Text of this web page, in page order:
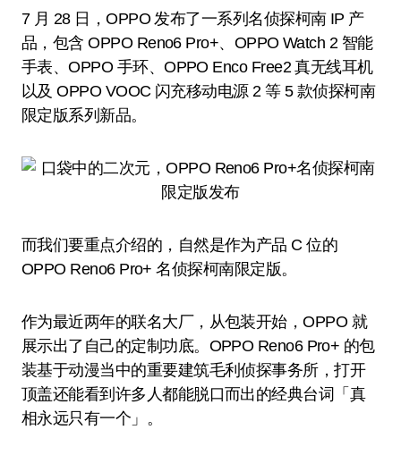
7 月 28 日，OPPO 发布了一系列名侦探柯南 IP 产
品，包含 OPPO Reno6 Pro+、OPPO Watch 2 智能
手表、OPPO 手环、OPPO Enco Free2 真无线耳机
以及 OPPO VOOC 闪充移动电源 2 等 5 款侦探柯南
限定版系列新品。
而我们要重点介绍的，自然是作为产品 C 位的
OPPO Reno6 Pro+ 名侦探柯南限定版。
作为最近两年的联名大厂，从包装开始，OPPO 就
展示出了自己的定制功底。OPPO Reno6 Pro+ 的包
装基于动漫当中的重要建筑毛利侦探事务所，打开
顶盖还能看到许多人都能脱口而出的经典台词「真
相永远只有一个」。